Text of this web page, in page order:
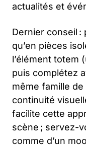
actualités et
Dernier conseil :
qu’en pièces
l’élément totem
puis complétez
même famille
continuité
facilite cette
scène ; servez-
comme d’un